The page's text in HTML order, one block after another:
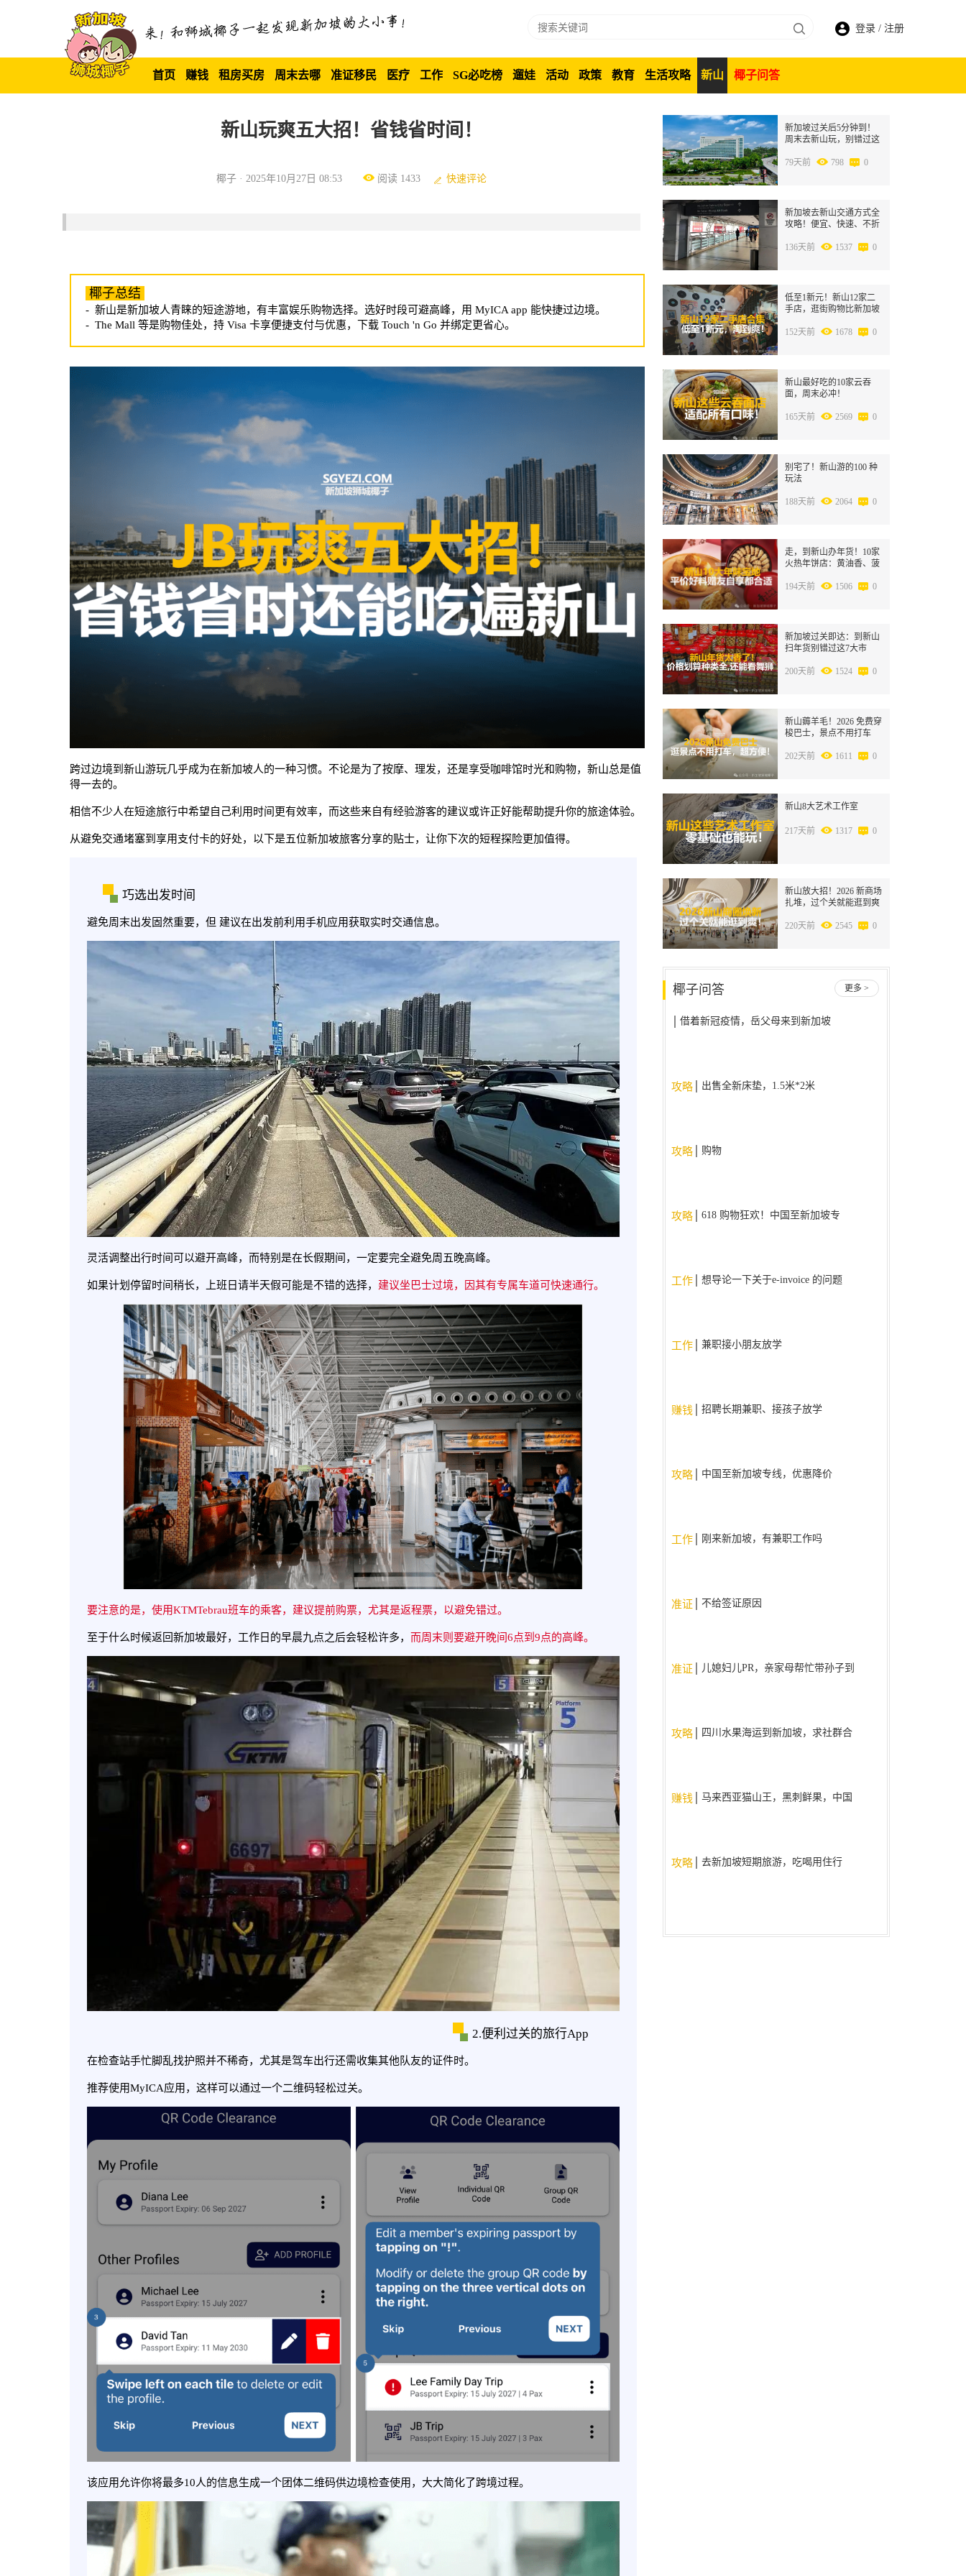
登录 / 注册
首页 赚钱 租房买房 周末去哪 准证移民 医疗 工作 SG必吃榜 遛娃 活动 政策 教育 生活攻略 新山 椰子问答
新山玩爽五大招！省钱省时间！
椰子 · 2025年10月27日 08:53 阅读 1433 快速评论
椰子总结
- 新山是新加坡人青睐的短途游地，有丰富娱乐购物选择。选好时段可避高峰，用 MyICA app 能快捷过边境。
- The Mall 等是购物佳处，持 Visa 卡享便捷支付与优惠，下载 Touch 'n Go 并绑定更省心。
跨过边境到新山游玩几乎成为在新加坡人的一种习惯。不论是为了按摩、理发，还是享受咖啡馆时光和购物，新山总是值
得一去的。
相信不少人在短途旅行中希望自己利用时间更有效率，而这些来自有经验游客的建议或许正好能帮助提升你的旅途体验。
从避免交通堵塞到享用支付卡的好处，以下是五位新加坡旅客分享的贴士，让你下次的短程探险更加值得。
巧选出发时间
避免周末出发固然重要，但 建议在出发前利用手机应用获取实时交通信息。
灵活调整出行时间可以避开高峰，而特别是在长假期间，一定要完全避免周五晚高峰。
如果计划停留时间稍长，上班日请半天假可能是不错的选择， 建议坐巴士过境，因其有专属车道可快速通行。
要注意的是，使用KTMTebrau班车的乘客，建议提前购票，尤其是返程票，以避免错过。
至于什么时候返回新加坡最好，工作日的早晨九点之后会轻松许多， 而周末则要避开晚间6点到9点的高峰。
2.便利过关的旅行App
在检查站手忙脚乱找护照并不稀奇，尤其是驾车出行还需收集其他队友的证件时。
推荐使用MyICA应用，这样可以通过一个二维码轻松过关。
该应用允许你将最多10人的信息生成一个团体二维码供边境检查使用，大大简化了跨境过程。
1
新加坡过关后5分钟到！
周末去新山玩，别错过这
79天前
798 0
2
新加坡去新山交通方式全
攻略！便宜、快速、不折
136天前
1537 0
3
低至1新元！新山12家二
手店，逛街购物比新加坡
152天前
1678 0
4
新山最好吃的10家云吞
面，周末必冲！
165天前 2569 0
5
别宅了！新山游的100 种
玩法
188天前 2064 0
6
走，到新山办年货！10家
火热年饼店：黄油香、菠
欢？
194天前 1506 0
7
新加坡过关即达：到新山
扫年货别错过这7大市
200天前
1524 0
8
新山薅羊毛！2026 免费穿
梭巴士，景点不用打车
202天前 1611 0
9
新山8大艺术工作室
217天前 1317 0
10
新山放大招！2026 新商场
扎堆，过个关就能逛到爽
220天前 2545 0
椰子问答 更多 >
借着新冠疫情，岳父母来到新加坡
攻略 出售全新床垫，1.5米*2米
攻略 购物
攻略
618 购物狂欢！中国至新加坡专
工作 想导论一下关于e-invoice 的问题
工作 兼职接小朋友放学
赚钱 招聘长期兼职、接孩子放学
攻略
中国至新加坡专线，优惠降价
工作 刚来新加坡，有兼职工作吗
准证 不给签证原因
准证
儿媳妇儿PR，亲家母帮忙带孙子到
攻略
四川水果海运到新加坡，求社群合
赚钱
马来西亚猫山王，黑刺鲜果，中国
攻略
去新加坡短期旅游，吃喝用住行